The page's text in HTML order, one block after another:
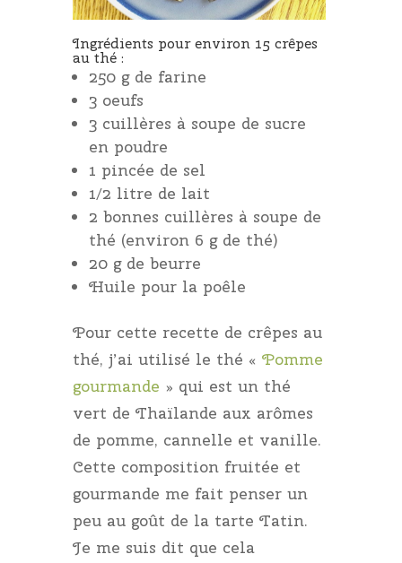
Ingrédients pour environ 15 crêpes
au thé :
250 g de farine
3 oeufs
3 cuillères à soupe de sucre
en poudre
1 pincée de sel
1/2 litre de lait
2 bonnes cuillères à soupe de
thé (environ 6 g de thé)
20 g de beurre
Huile pour la poêle
Pour cette recette de crêpes au
thé, j’ai utilisé le thé « Pomme
gourmande » qui est un thé
vert de Thaïlande aux arômes
de pomme, cannelle et vanille.
Cette composition fruitée et
gourmande me fait penser un
peu au goût de la tarte Tatin.
Je me suis dit que cela